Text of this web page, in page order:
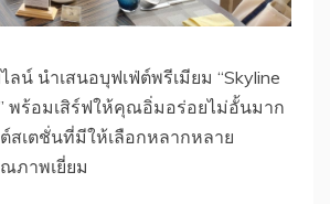
น์ นำเสนอบุฟเฟ่ต์พรีเมียม “Skyline
พร้อมเสิร์ฟให้คุณอิ่มอร่อยไม่อั้นมาก
สเตชั่นที่มีให้เลือกหลากหลาย
ภาพเยี่ยม